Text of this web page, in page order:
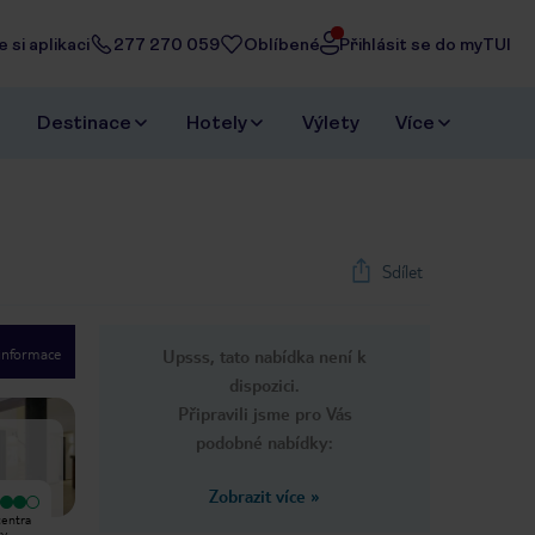
si aplikaci 277 270 059 Oblíbené Přihlásit se do myTUI
Destinace Hotely Výlety Více
Sdílet
Upsss, tato nabídka není k
dispozici.
Připravili jsme pro Vás
podobné nabídky:
Zobrazit více »
1/ 36
Velmi dobrý